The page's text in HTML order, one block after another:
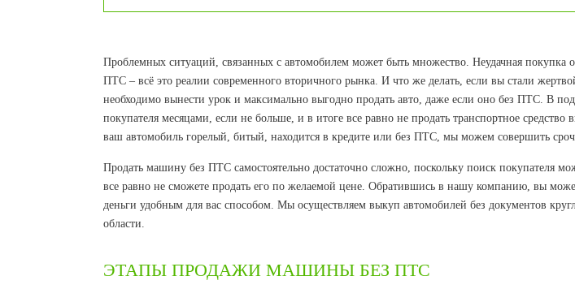
Проблемных ситуаций, связанных с автомобилем может быть множество. Неудачная покупка
ПТС – всё это реалии современного вторичного рынка. И что же делать, если вы стали
необходимо вынести урок и максимально выгодно продать авто, даже если оно без ПТС. В
покупателя месяцами, если не больше, и в итоге все равно не продать транспортное
ваш автомобиль горелый, битый, находится в кредите или без ПТС, мы можем совершить
Продать машину без ПТС самостоятельно достаточно сложно, поскольку поиск покупателя
все равно не сможете продать его по желаемой цене. Обратившись в нашу компанию, вы
деньги удобным для вас способом. Мы осуществляем выкуп автомобилей без документов
области.
ЭТАПЫ ПРОДАЖИ МАШИНЫ БЕЗ ПТС